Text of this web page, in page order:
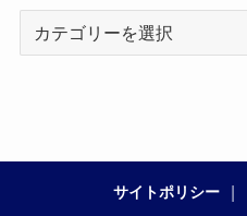
サイトポリシー